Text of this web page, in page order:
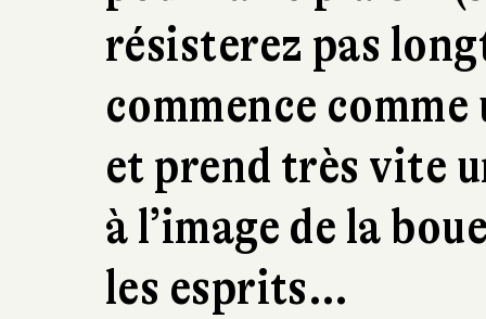
résisterez pas
commence
et prend très vite
à l’image de la
les esprits…